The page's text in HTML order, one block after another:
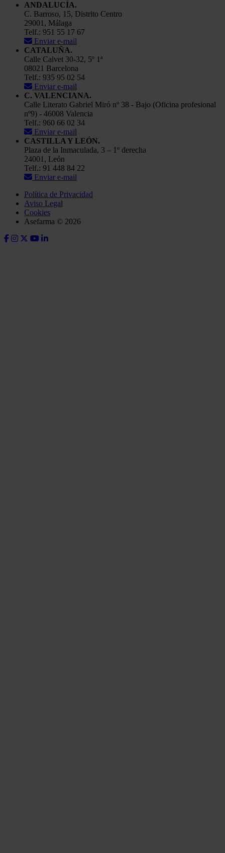
ANDALUCÍA.
C. Barroso, 15, Distrito Centro
29001, Málaga
Telf.: 951 55 17 67
Enviar e-mail
CATALUÑA.
Calle Calvet 30-32, 5º 1ª
08021 Barcelona
Telf.: 935 95 02 54
Enviar e-mail
C. VALENCIANA.
Calle Literato Gabriel Miró nº 38 - Bajo (Oficina profesional
nº9) - 46008 Valencia
Telf.: 960 66 02 34
Enviar e-mail
CASTILLA Y LEÓN.
Plaza de la Inmaculada, 3 – 1º derecha
24001, León
Telf.: 91 448 84 22
Enviar e-mail
Política de Privacidad
Aviso Legal
Cookies
Asefarma © 2026